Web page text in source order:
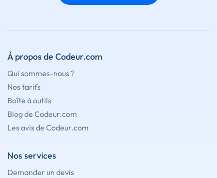
À propos de Codeur.com
Qui sommes-nous ?
Nos tarifs
Boîte à outils
Blog de Codeur.com
Les avis de Codeur.com
Nos services
Demander un devis